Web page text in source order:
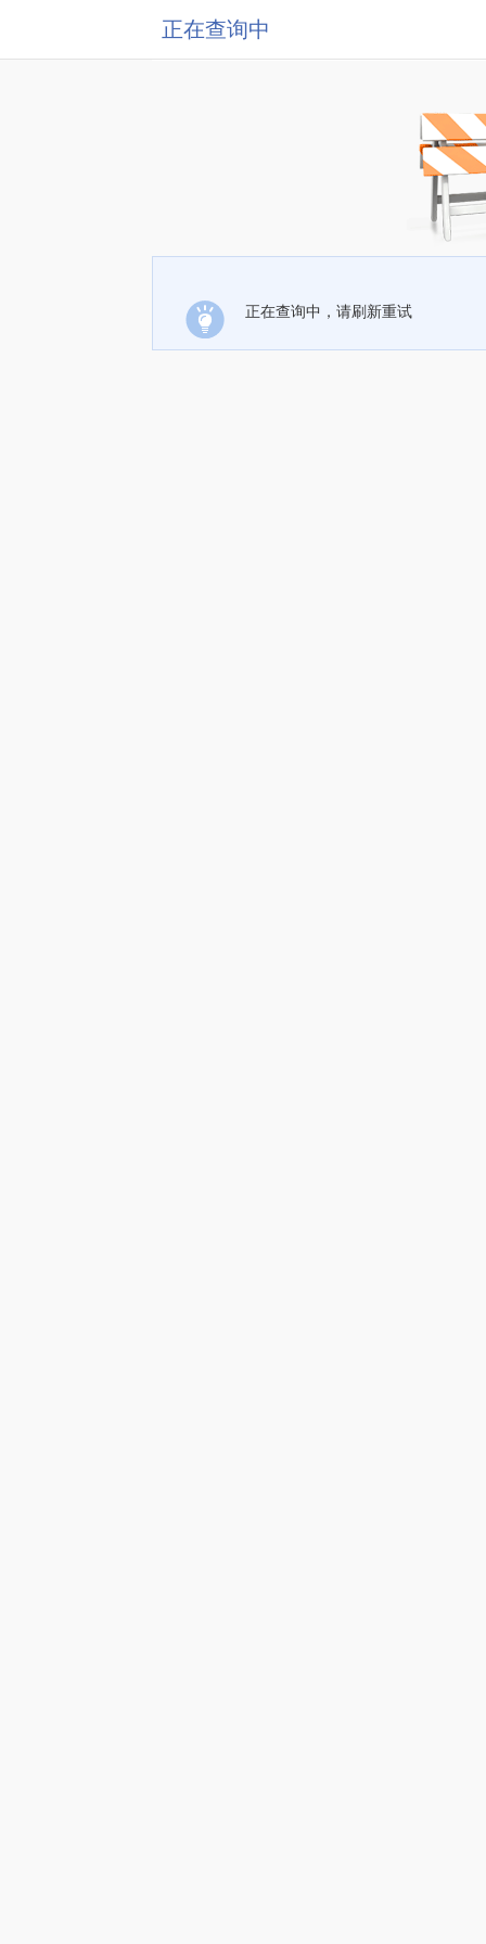
正在查询中
正在查询中，请刷新重试